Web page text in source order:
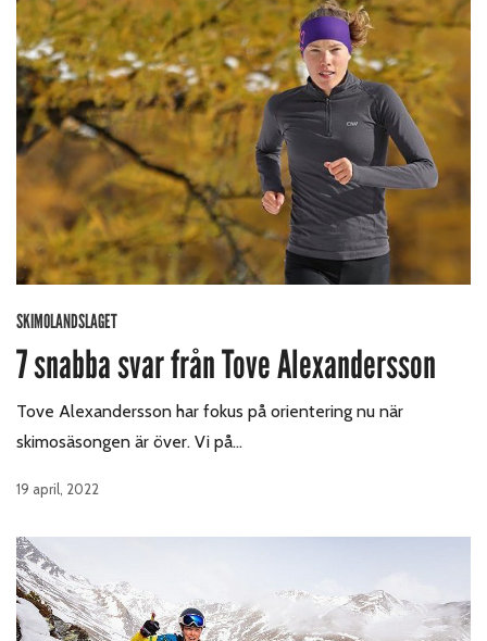
SKIMOLANDSLAGET
7 snabba svar från Tove Alexandersson
Tove Alexandersson har fokus på orientering nu när
skimosäsongen är över. Vi på…
19 april, 2022